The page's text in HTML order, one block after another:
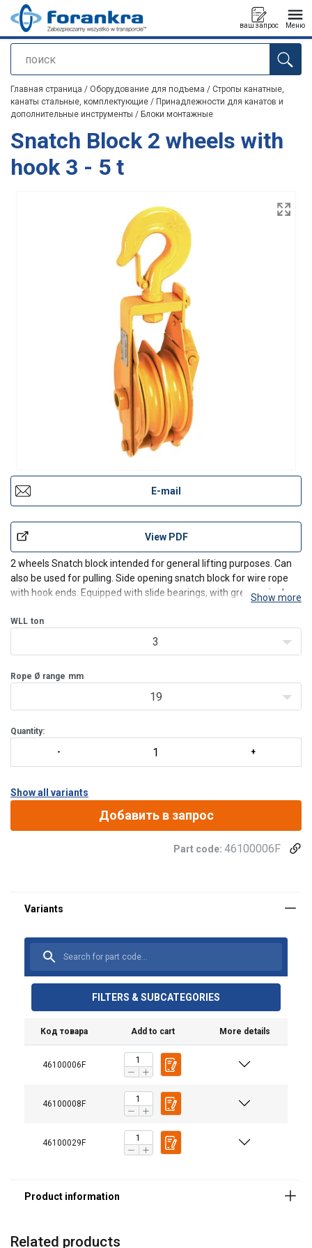
поиск
ваш запрос Меню
Продукт добавлен в ваш запрос
Главная страница / Оборудование для подъема / Стропы канатные,
канаты стальные, комплектующие / Принадлежности для канатов и
дополнительные инструменты / Блоки монтажные
Snatch Block 2 wheels with
hook 3 - 5 t
E-mail
View PDF
2 wheels Snatch block intended for general lifting purposes. Can
also be used for pulling. Side opening snatch block for wire rope
with hook ends. Equipped with slide bearings, with grease nipple or
Show more
WLL ton
3
Rope Ø range mm
19
Quantity:
Show all variants
Добавить в запрос
Part code: 46100006F
FILTERS & SUBCATEGORIES
Код товара Add to cart More details
46100006F
46100008F
46100029F
Marking:
Safety factor:
Related products
cookie
personalizacji treści, reklam i analizy